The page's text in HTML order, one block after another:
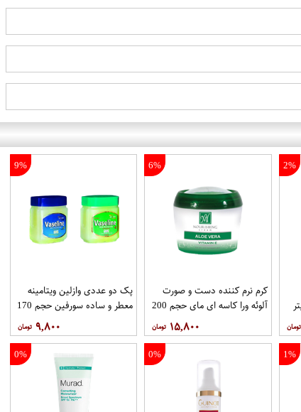
2%
6%
کرم نرم کننده دست و صورت
آلوئه ورا کاسه ای مای حجم 200
۱۵,۸۰۰
9%
پک دو عددی وازلین ویتامینه
معطر و ساده سورفین حجم 170
۹,۸۰۰
1%
0%
0%